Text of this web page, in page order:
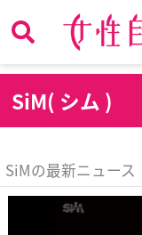
SiM( シム )
SiMの最新ニュース